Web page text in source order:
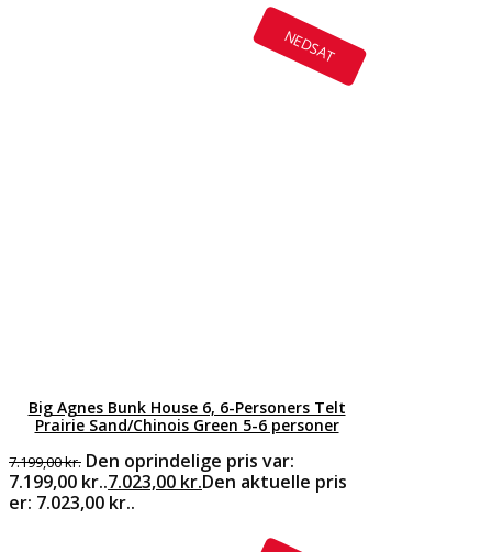
NEDSAT
Big Agnes Bunk House 6, 6-Personers Telt
Prairie Sand/Chinois Green 5-6 personer
7.199,00kr. Den oprindelige pris var:
7.199,00 kr..7.023,00 kr.Den aktuelle pris
er: 7.023,00 kr..